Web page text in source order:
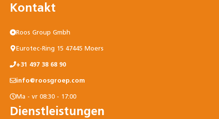
Kontakt
Roos Group Gmbh
Eurotec-Ring 15 47445 Moers
+31 497 38 68 90
info@roosgroep.com
Ma - vr 08:30 - 17:00
Dienstleistungen